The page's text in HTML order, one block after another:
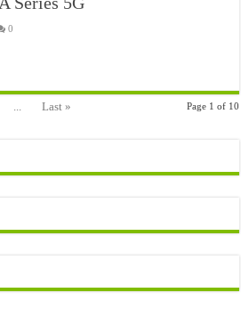
0
Page 1 of 10
... Last »